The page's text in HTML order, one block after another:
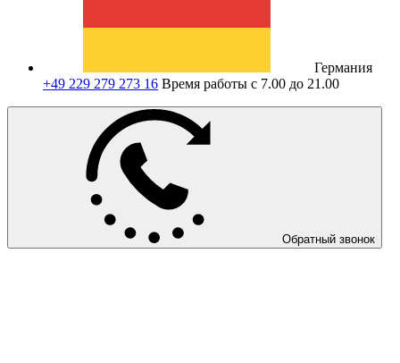
Германия
+49 229 279 273 16 Время работы с 7.00 до 21.00
Обратный звонок